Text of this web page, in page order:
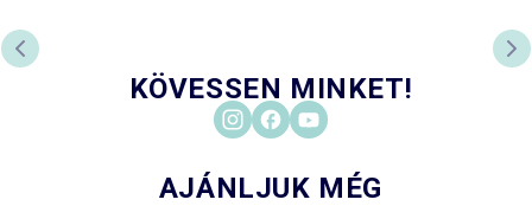
PREVIOUS SLIDE
KÖVESSEN MINKET!
AJÁNLJUK MÉG